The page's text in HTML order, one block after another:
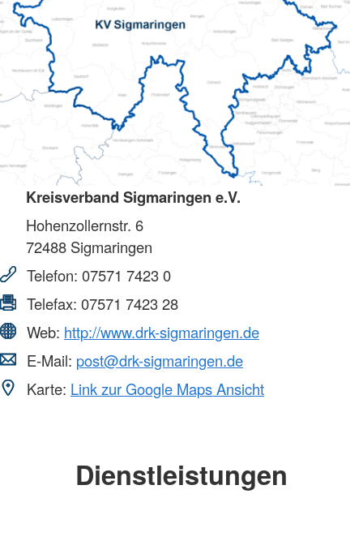
Kreisverband Sigmaringen e.V.
Hohenzollernstr. 6
72488 Sigmaringen
Telefon: 07571 7423 0
Telefax: 07571 7423 28
Web: http://www.drk-sigmaringen.de
E-Mail: post@drk-sigmaringen.de
Karte: Link zur Google Maps Ansicht
Dienstleistungen